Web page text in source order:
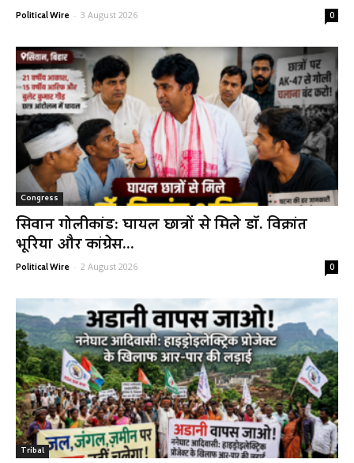
Political Wire - 3 August 2026 0
Congress
सिवान गोलीकांड: घायल छात्रों से मिले डॉ. विक्रांत
भूरिया और कांग्रेस...
Political Wire - 2 August 2026 0
Tribal